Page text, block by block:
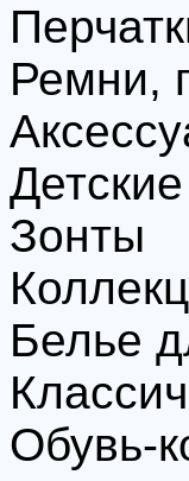
Ремни,
Зонты
Белье
Обувь-